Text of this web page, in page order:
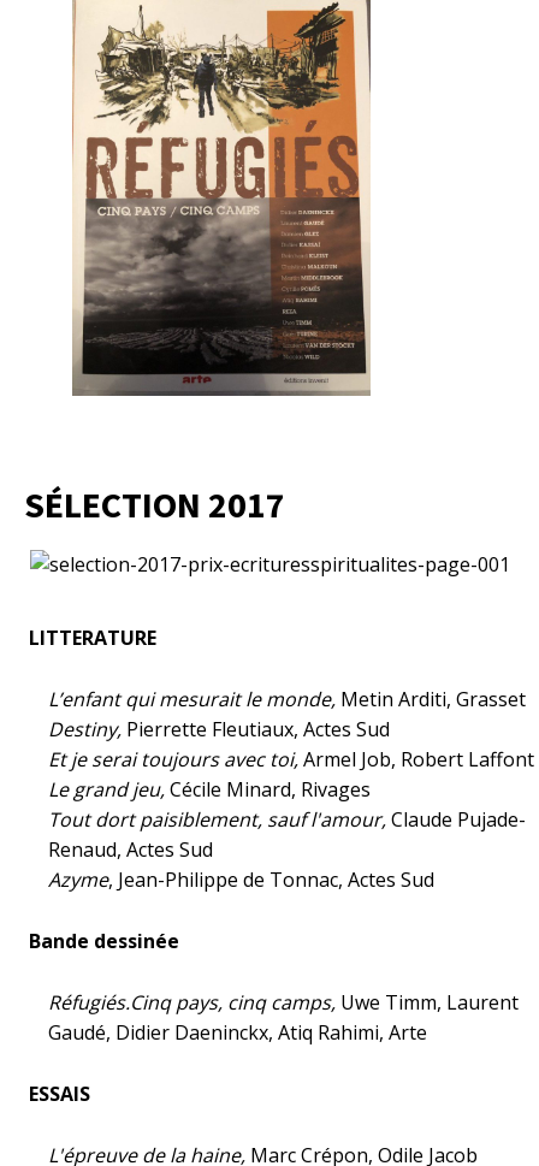
SÉLECTION 2017
LITTERATURE
L’enfant qui mesurait le monde, Metin Arditi, Grasset
Destiny, Pierrette Fleutiaux, Actes Sud
Et je serai toujours avec toi,Armel Job, Robert Laffont
Le grand jeu,Cécile Minard, Rivages
Tout dort paisiblement, sauf l'amour,Claude Pujade-
Renaud, Actes Sud
Azyme, Jean-Philippe de Tonnac, Actes Sud
Bande dessinée
Réfugiés.Cinq pays, cinq camps, Uwe Timm, Laurent
Gaudé, Didier Daeninckx, Atiq Rahimi, Arte
ESSAIS
L'épreuve de la haine, Marc Crépon, Odile Jacob